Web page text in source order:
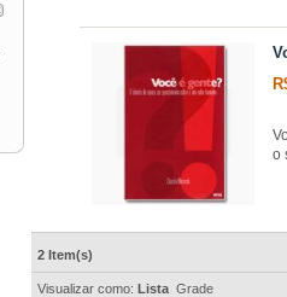
o
2 Item(s)
Visualizar como: Lista Grade